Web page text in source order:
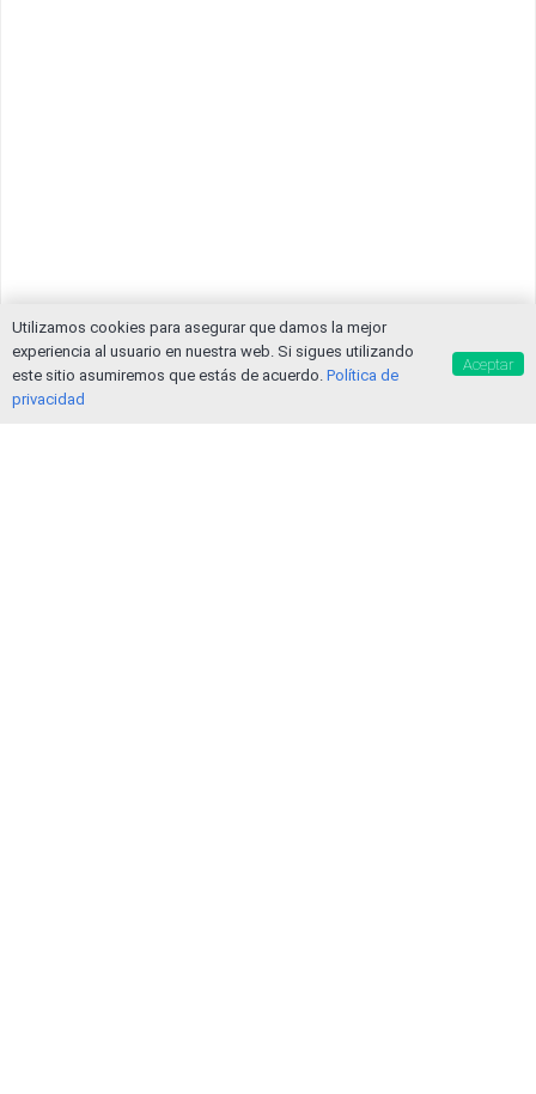
Utilizamos cookies para asegurar que damos la mejor
experiencia al usuario en nuestra web. Si sigues utilizando
este sitio asumiremos que estás de acuerdo. Política de
privacidad
Aceptar